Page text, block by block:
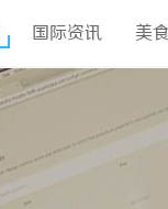
国际资讯 美